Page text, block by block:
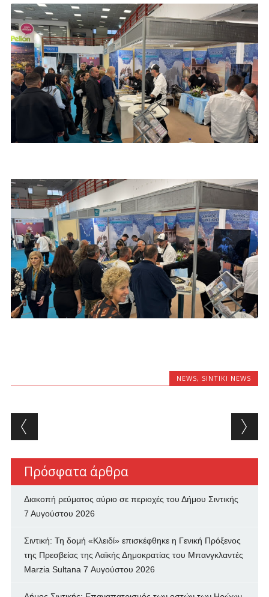
NEWS, SINTIKI NEWS
Post navigation
Πρόσφατα άρθρα
Διακοπή ρεύματος αύριο σε περιοχές του Δήμου Σιντικής
7 Αυγούστου 2026
Σιντική: Τη δομή «Κλειδί» επισκέφθηκε η Γενική Πρόξενος
της Πρεσβείας της Λαϊκής Δημοκρατίας του Μπανγκλαντές
Marzia Sultana 7 Αυγούστου 2026